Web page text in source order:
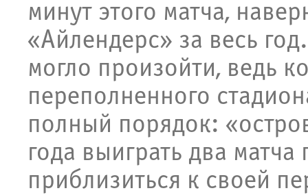
минут этого матча,
«Айлендерс» за весь
могло произойти, ведь
переполненного
полный порядок:
года выиграть два
приблизиться к своей